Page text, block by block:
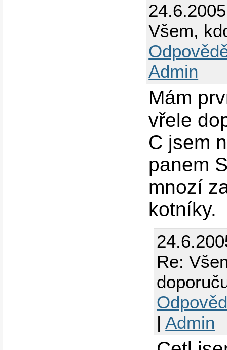
Všem,
Admin
Mám
vřele
C jsem
panem
mnozí
kotníky.
Re:
|Admin